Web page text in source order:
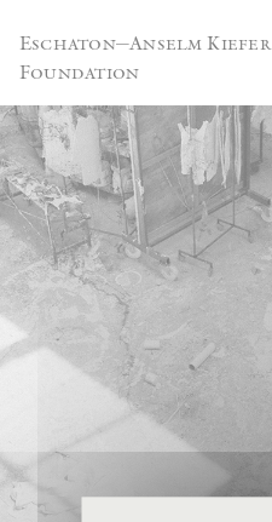
Eschaton—Anselm Kiefer
Foundation